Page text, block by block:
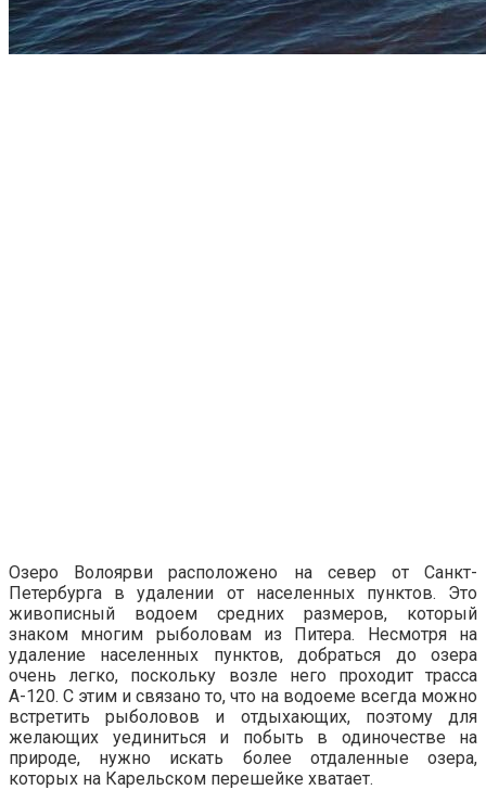
Озеро Волоярви расположено на север от Санкт-
Петербурга в удалении от населенных пунктов. Это
живописный водоем средних размеров, который
знаком многим рыболовам из Питера. Несмотря на
удаление населенных пунктов, добраться до озера
очень легко, поскольку возле него проходит трасса
А-120. С этим и связано то, что на водоеме всегда можно
встретить рыболовов и отдыхающих, поэтому для
желающих уединиться и побыть в одиночестве на
природе, нужно искать более отдаленные озера,
которых на Карельском перешейке хватает.